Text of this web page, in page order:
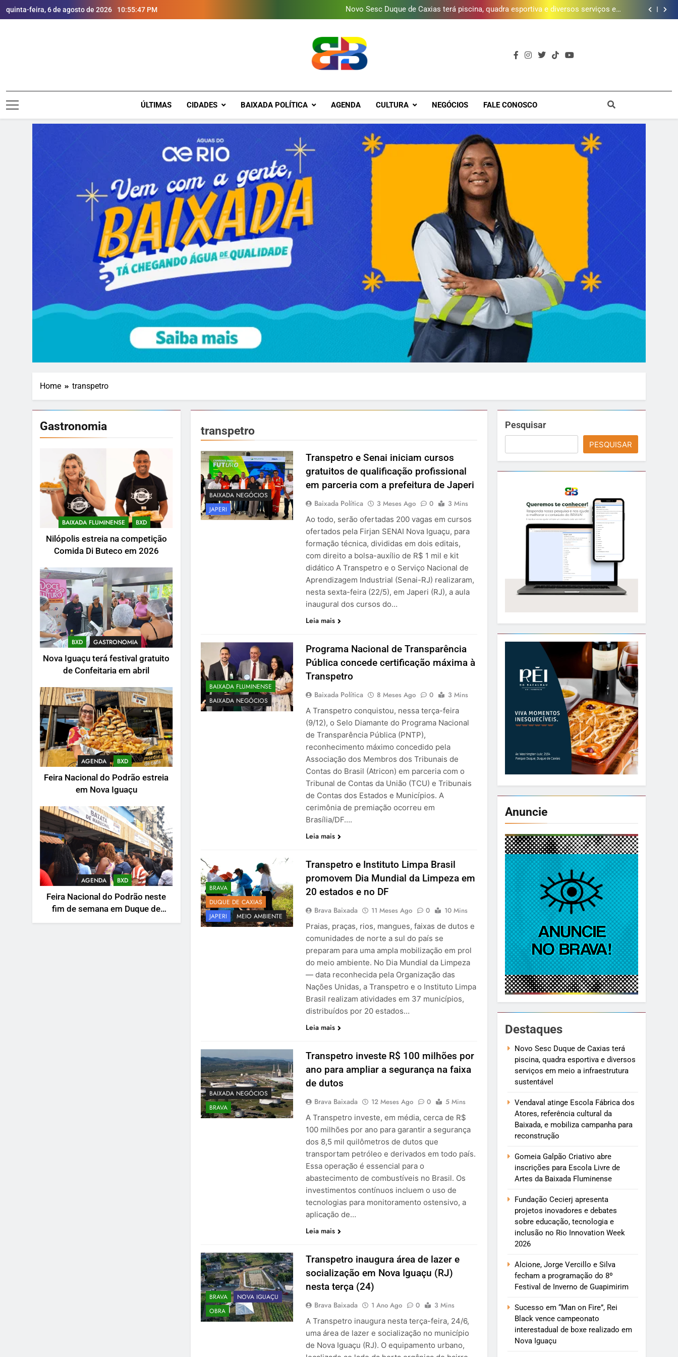
quinta-feira, 6 de agosto de 2026 10:55:48 PM
amplia rede de coleta em 18 municípios
Novo Sesc Duque de Caxias terá piscina, quadra esportiva e diversos serviços em
meio a infraestrutura sustentável
Vendaval atinge Escola Fábrica dos Atores, referência cultural da Baixada, e
Programa ambiental arrecada mais de 2 mil litros de óleo de cozinha usado e
Novo Sesc Duque de Caxias terá piscina, quadra esportiva e diversos serviços em
meio a infraestrutura sustentável
Vendaval atinge Escola Fábrica dos Atores, referência cultural da Baixada, e
Gomeia Galpão Criativo abre inscrições para Escola Livre de Artes da Baixada
Brava Baixada
ÚLTIMAS CIDADES BAIXADA POLÍTICA AGENDA CULTURA NEGÓCIOS FALE CONOSCO
Home transpetro
Gastronomia
BAIXADA FLUMINENSE BXD
Nilópolis estreia na competição
Comida Di Buteco em 2026
BXD GASTRONOMIA
Nova Iguaçu terá festival gratuito
de Confeitaria em abril
AGENDA BXD
Feira Nacional do Podrão estreia
em Nova Iguaçu
AGENDA BXD
Feira Nacional do Podrão neste
fim de semana em Duque de
Caxias
transpetro
BAIXADA NEGÓCIOS
JAPERI
Transpetro e Senai iniciam cursos
gratuitos de qualificação profissional
em parceria com a prefeitura de Japeri
Baixada Política 3 Meses Ago 0
3 Mins
Ao todo, serão ofertadas 200 vagas em cursos
ofertados pela Firjan SENAI Nova Iguaçu, para
formação técnica, divididas em dois editais,
com direito a bolsa-auxílio de R$ 1 mil e kit
didático A Transpetro e o Serviço Nacional de
Aprendizagem Industrial (Senai-RJ) realizaram,
nesta sexta-feira (22/5), em Japeri (RJ), a aula
inaugural dos cursos do…
Leia mais
BAIXADA FLUMINENSE
BAIXADA NEGÓCIOS
Programa Nacional de Transparência
Pública concede certificação máxima à
Transpetro
Baixada Política 8 Meses Ago 0
3 Mins
A Transpetro conquistou, nessa terça-feira
(9/12), o Selo Diamante do Programa Nacional
de Transparência Pública (PNTP),
reconhecimento máximo concedido pela
Associação dos Membros dos Tribunais de
Contas do Brasil (Atricon) em parceria com o
Tribunal de Contas da União (TCU) e Tribunais
de Contas dos Estados e Municípios. A
cerimônia de premiação ocorreu em
Brasília/DF….
Leia mais
BRAVA
DUQUE DE CAXIAS
JAPERI
MEIO AMBIENTE
Transpetro e Instituto Limpa Brasil
promovem Dia Mundial da Limpeza em
20 estados e no DF
Brava Baixada 11 Meses Ago 0
10 Mins
Praias, praças, rios, mangues, faixas de dutos e
comunidades de norte a sul do país se
preparam para uma ampla mobilização em prol
do meio ambiente. No Dia Mundial da Limpeza
— data reconhecida pela Organização das
Nações Unidas, a Transpetro e o Instituto Limpa
Brasil realizam atividades em 37 municípios,
distribuídos por 20 estados…
Leia mais
BAIXADA NEGÓCIOS
BRAVA
Transpetro investe R$ 100 milhões por
ano para ampliar a segurança na faixa
de dutos
Brava Baixada 12 Meses Ago 0
5 Mins
A Transpetro investe, em média, cerca de R$
100 milhões por ano para garantir a segurança
dos 8,5 mil quilômetros de dutos que
transportam petróleo e derivados em todo país.
Essa operação é essencial para o
abastecimento de combustíveis no Brasil. Os
investimentos contínuos incluem o uso de
tecnologias para monitoramento ostensivo, a
aplicação de…
Leia mais
BRAVA
NOVA IGUAÇU
OBRA
Transpetro inaugura área de lazer e
socialização em Nova Iguaçu (RJ)
nesta terça (24)
Brava Baixada 1 Ano Ago 0
3 Mins
A Transpetro inaugura nesta terça-feira, 24/6,
uma área de lazer e socialização no município
de Nova Iguaçu (RJ). O equipamento urbano,
Pesquisar
PESQUISAR
Anuncie
Destaques
Novo Sesc Duque de Caxias terá
piscina, quadra esportiva e diversos
serviços em meio a infraestrutura
sustentável
Vendaval atinge Escola Fábrica dos
Atores, referência cultural da
Baixada, e mobiliza campanha para
reconstrução
Gomeia Galpão Criativo abre
inscrições para Escola Livre de
Artes da Baixada Fluminense
Fundação Cecierj apresenta
projetos inovadores e debates
sobre educação, tecnologia e
inclusão no Rio Innovation Week
2026
Alcione, Jorge Vercillo e Silva
fecham a programação do 8º
Festival de Inverno de Guapimirim
Sucesso em “Man on Fire”, Rei
Black vence campeonato
interestadual de boxe realizado em
Nova Iguaçu